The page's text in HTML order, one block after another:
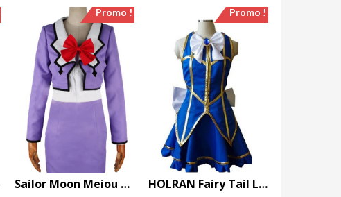
Promo !
Sailor Moon Meiou Setsuna Perfessional Deaign AC00609
Promo !
HOLRAN Fairy Tail Lucy Heartfilia Par défaut Uniforme Cosplay Costume Party Dress AC0040